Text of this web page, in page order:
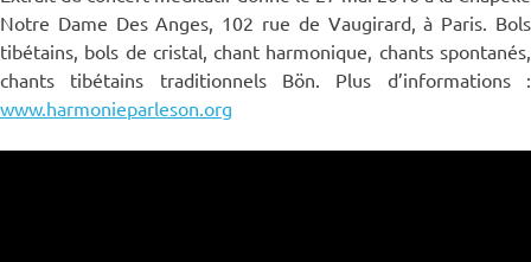
Notre Dame Des Anges, 102 rue de Vaugirard, à Paris. Bols
tibétains, bols de cristal, chant harmonique, chants spontanés,
chants tibétains traditionnels Bön. Plus d’informations :
www.harmonieparleson.org